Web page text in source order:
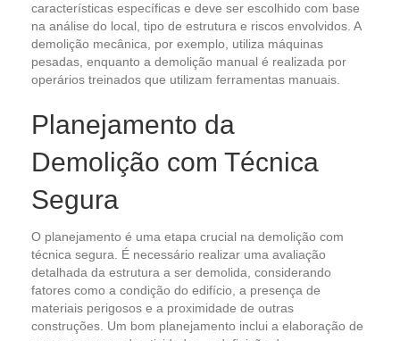
características específicas e deve ser escolhido com base
na análise do local, tipo de estrutura e riscos envolvidos. A
demolição mecânica, por exemplo, utiliza máquinas
pesadas, enquanto a demolição manual é realizada por
operários treinados que utilizam ferramentas manuais.
Planejamento da
Demolição com Técnica
Segura
O planejamento é uma etapa crucial na demolição com
técnica segura. É necessário realizar uma avaliação
detalhada da estrutura a ser demolida, considerando
fatores como a condição do edifício, a presença de
materiais perigosos e a proximidade de outras
construções. Um bom planejamento inclui a elaboração de